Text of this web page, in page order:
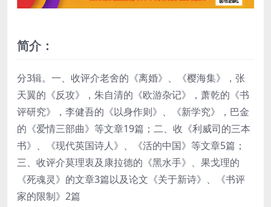
简介：
分3辑。一、收评介老舍的《离婚》、《樱海集》，张
天翼的《反攻》，朱自清的《欧游杂记》，萧乾的《书
评研究》，李健吾的《以身作则》、《新学究》，巴金
的《爱情三部曲》等文章19篇；二、收《利威司的三本
书》、《现代英国诗人》、《活的中国》等文章5篇；
三、收评介莫理衷及康拉德的《黑水手》、果戈理的
《死魂灵》的文章3篇以及论文《关于新诗》、《书评
家的限制》2篇